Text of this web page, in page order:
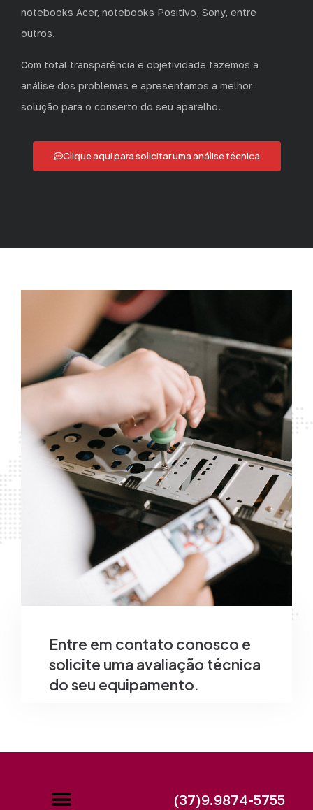
notebooks Acer, notebooks Positivo, Sony, entre
outros.
Com total transparência e objetividade fazemos a
análise dos problemas e apresentamos a melhor
solução para o conserto do seu aparelho.
Clique aqui para solicitar uma análise técnica
Entre em contato conosco e
solicite uma avaliação técnica
do seu equipamento.
(37)9.9874-5755